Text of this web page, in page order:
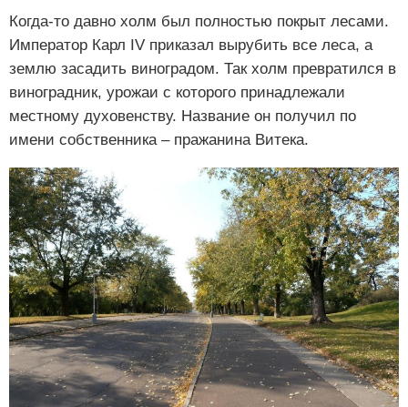
Когда-то давно холм был полностью покрыт лесами.
Император Карл IV приказал вырубить все леса, а
землю засадить виноградом. Так холм превратился в
виноградник, урожаи с которого принадлежали
местному духовенству. Название он получил по
имени собственника – пражанина Витека.